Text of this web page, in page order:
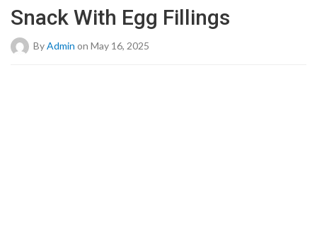
Snack With Egg Fillings
ByAdmin on May 16, 2025